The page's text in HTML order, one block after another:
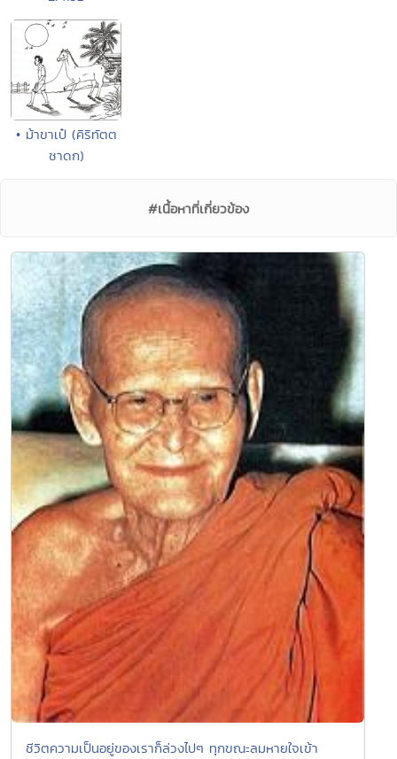
• ม้าขาเป๋ (คิริทัตต
ชาดก)
#เนื้อหาที่เกี่ยวข้อง
ชีวิตความเป็นอยู่ของเราก็ล่วงไปๆ ทุกขณะลมหายใจเข้า